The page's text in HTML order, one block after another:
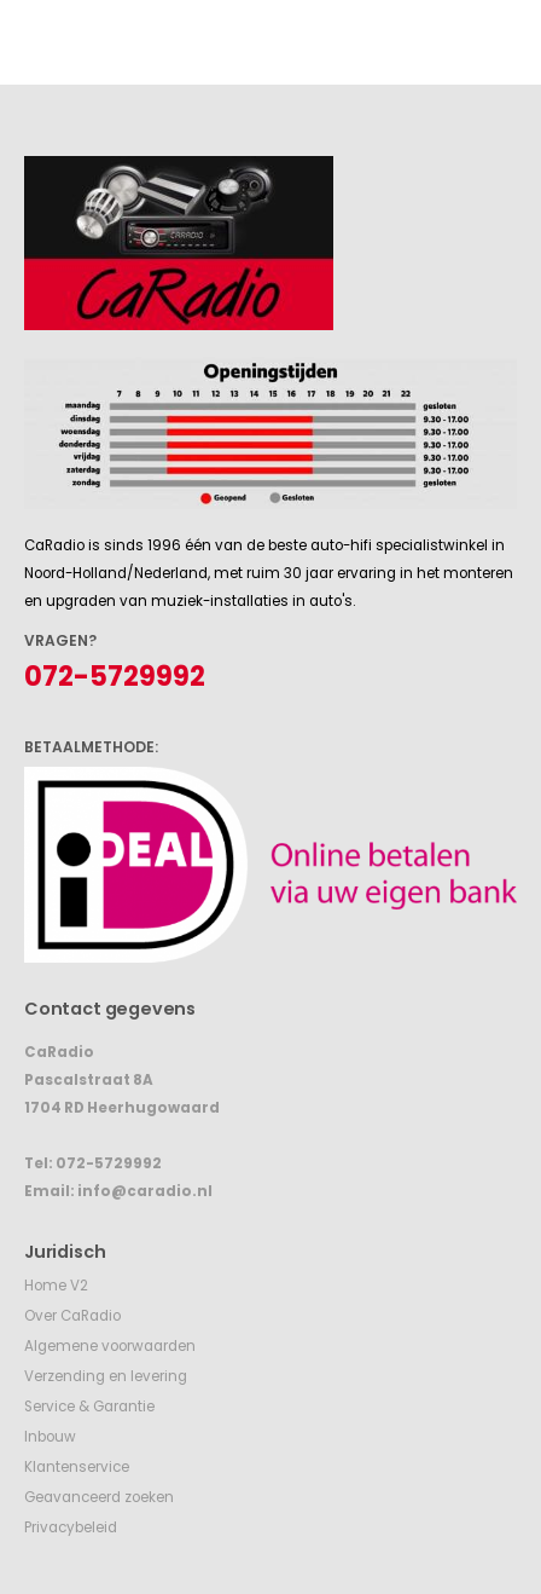
Noord-Holland/Nederland, met ruim 30 jaar ervaring in het monteren
en upgraden van muziek-installaties in auto's.
072-5729992
Juridisch